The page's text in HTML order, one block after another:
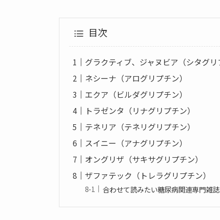
目次
グラクティブ、ジャヌビア（シタグ
ネシーナ（アログリプチン）
エクア（ビルダグリプチン）
トラゼンタ（リナグリプチン）
テネリア（テネリグリプチン）
スイニー（アナグリプチン）
オングリザ（サキサグリプチン）
ザファテック（トレラグリプチン）
合わせて読みたい糖尿病関連専門雑誌